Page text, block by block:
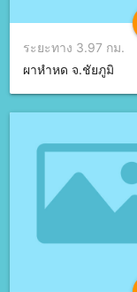
ระยะทาง 3.97 กม.
ผาหำหด จ.ชัยภูมิ